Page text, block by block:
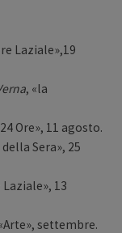
Laziale»,19
, «la
Ore», 11 agosto.
Sera», 25
13
settembre.